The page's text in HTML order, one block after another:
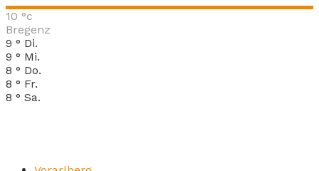
10 °c
Bregenz
9 ° Di.
9 ° Mi.
8 ° Do.
8 ° Fr.
8 ° Sa.